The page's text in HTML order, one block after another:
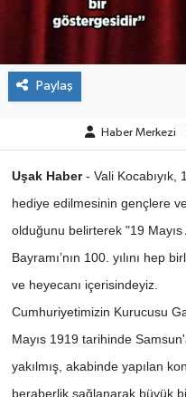
Paylaş
Haber Merkezi
Uşak Haber- Vali Kocabıyık,
hediye edilmesinin gençlere
olduğunu belirterek "19
Bayramı’nın 100. yılını hep
ve heyecanı içerisindeyiz.
Cumhuriyetimizin Kurucusu
Mayıs 1919 tarihinde
yakılmış, akabinde yapılan
beraberlik sağlanarak büyük
BİLİM VE
KAMPANYALAR
ÖZEL HABER
POLİTİKA
SİYASET
SPOR
TEKNOLOJİ